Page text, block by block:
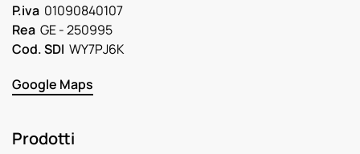
P.iva 01090840107
Rea GE - 250995
Cod. SDI WY7PJ6K
Google Maps
Prodotti